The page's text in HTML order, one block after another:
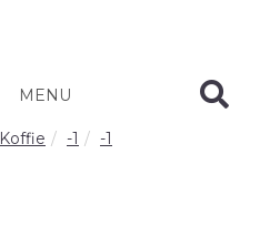
Zobrazit
MENU
Koffie -1 -1